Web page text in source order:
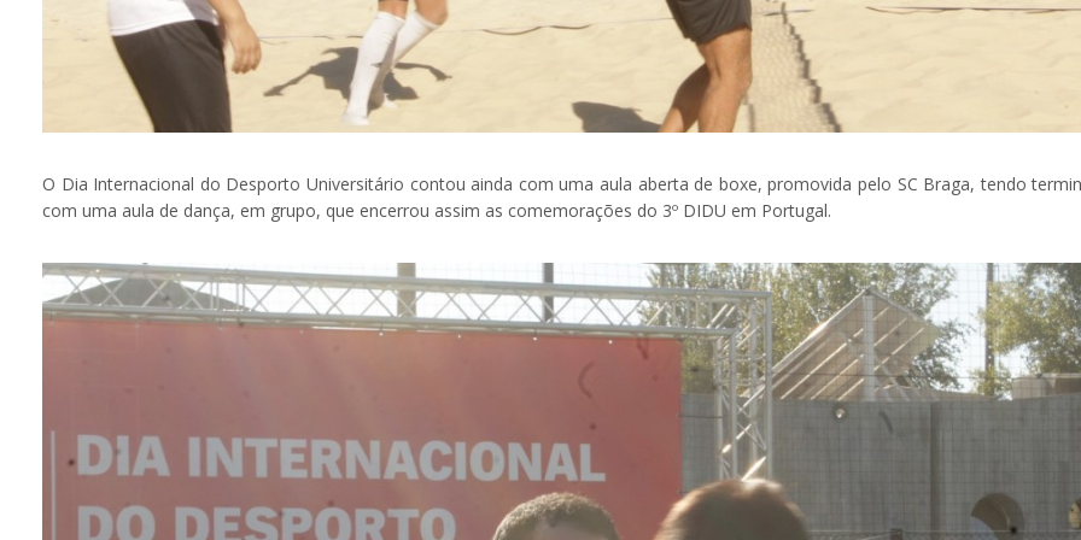
O Dia Internacional do Desporto Universitário contou ainda com uma aula aberta de boxe, promovida pelo SC Braga, tendo
com uma aula de dança, em grupo, que encerrou assim as comemorações do 3º DIDU em Portugal.